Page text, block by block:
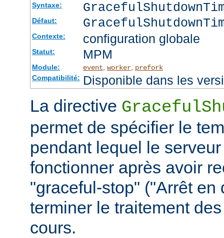
Syntaxe:
Défaut:
Contexte: configuration globale
Statut: MPM
Module: event, worker, prefork
Compatibilité: Disponible dans les
La directive
permet de spécifier le
pendant lequel le
fonctionner après avoir
"graceful-stop" ("Arrêt en
terminer le traitement
cours.